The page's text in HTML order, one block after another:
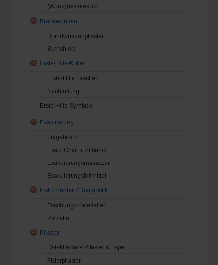
(Wund)desinfektion
Brandwunden
Brandwundenpflaster
Burnshield
Erste-Hilfe-Koffer
Erste-Hilfe Taschen
Nachfüllung
Erste-Hilfe-Symbole
Evakuierung
Trageboard
Evac+Chair + Zubehör
Evakuierungsmatratzen
Evakuierungshilfmittel
Instrumenten / Diagnostik
Foschungsmaterialien
Pinzette
Pflaster
Detektierbare Pflaster & Tape
Fixierpflaster